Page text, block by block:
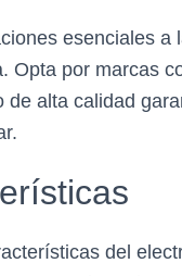
esenciales a
Opta por marcas
alta calidad
del